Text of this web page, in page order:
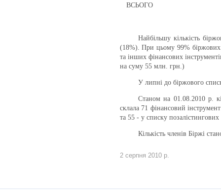
ВСЬОГО
Найбільшу кількість
(18%). При цьому 99% біржових
та інших фінансових
на суму 55 млн. грн.)
У липні до біржового
Станом на 01.08.2010 р.
склала 71 фінансовий
та 55 - у списку
Кількість членів Біржі
2 серпня 2010 р.